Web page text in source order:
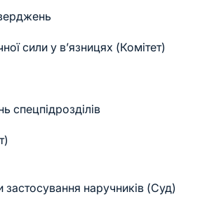
сили у в’язницях (Комітет)
спецпідрозділів
застосування наручників (Суд)